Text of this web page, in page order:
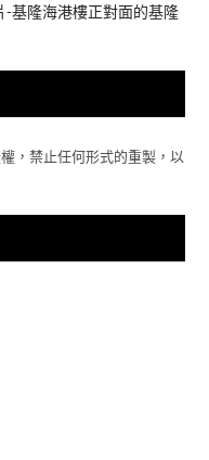
-基隆海港樓正對面的基隆
，禁止任何形式的重製，以